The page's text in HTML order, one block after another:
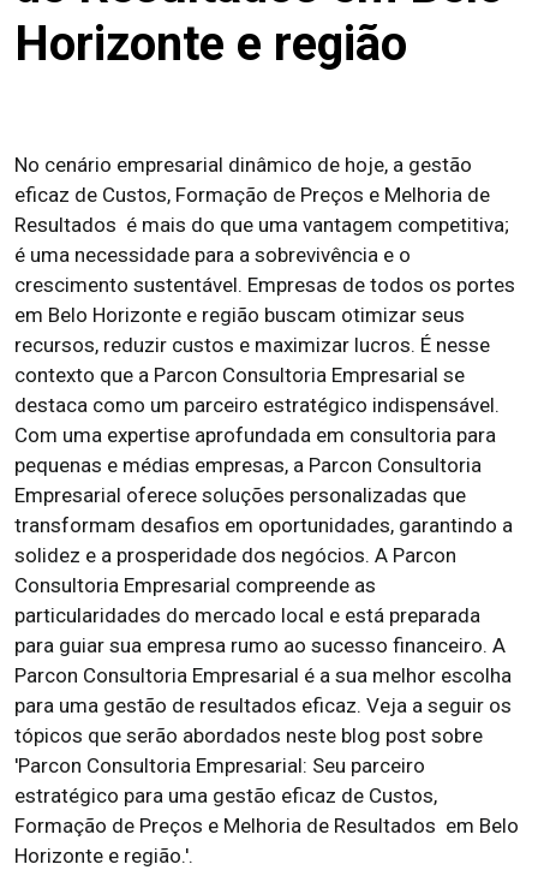
Horizonte e região
No cenário empresarial dinâmico de hoje, a gestão
eficaz de Custos, Formação de Preços e Melhoria de
Resultados é mais do que uma vantagem competitiva;
é uma necessidade para a sobrevivência e o
crescimento sustentável. Empresas de todos os portes
em Belo Horizonte e região buscam otimizar seus
recursos, reduzir custos e maximizar lucros. É nesse
contexto que a Parcon Consultoria Empresarial se
destaca como um parceiro estratégico indispensável.
Com uma expertise aprofundada em consultoria para
pequenas e médias empresas, a Parcon Consultoria
Empresarial oferece soluções personalizadas que
transformam desafios em oportunidades, garantindo a
solidez e a prosperidade dos negócios. A Parcon
Consultoria Empresarial compreende as
particularidades do mercado local e está preparada
para guiar sua empresa rumo ao sucesso financeiro. A
Parcon Consultoria Empresarial é a sua melhor escolha
para uma gestão de resultados eficaz. Veja a seguir os
tópicos que serão abordados neste blog post sobre
'Parcon Consultoria Empresarial: Seu parceiro
estratégico para uma gestão eficaz de Custos,
Formação de Preços e Melhoria de Resultados em Belo
Horizonte e região.'.